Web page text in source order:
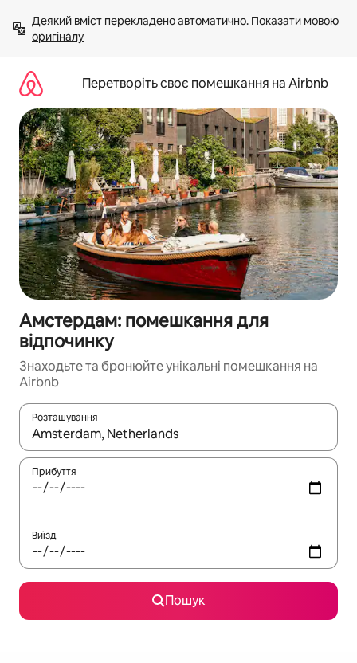
вмісту
Деякий вміст перекладено автоматично. Показати мовою
оригіналу
Перетворіть своє помешкання на Airbnb
Амстердам: помешкання для
відпочинку
Знаходьте та бронюйте унікальні помешкання на
Airbnb
Розташування
Отримавши результати пошуку, використовуйте для
Прибуття
Виїзд
Пошук